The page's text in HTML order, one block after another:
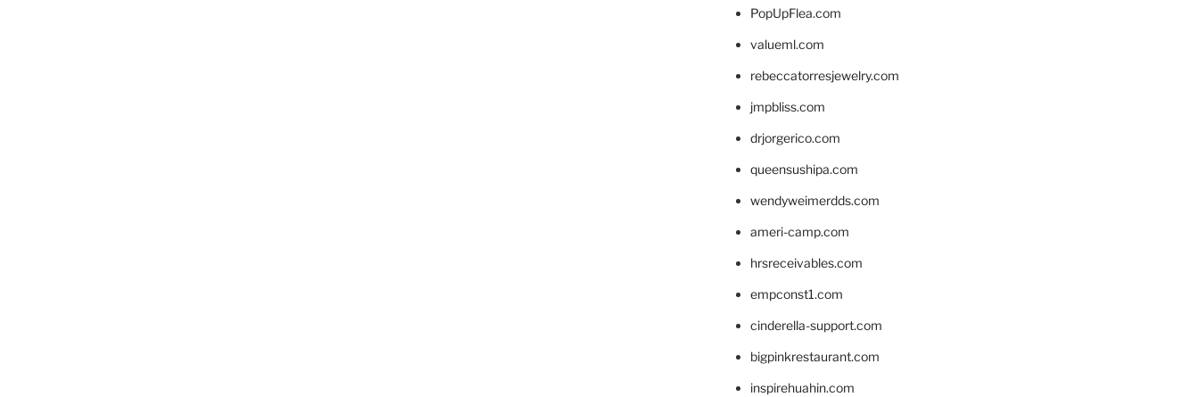
PopUpFlea.com
valueml.com
rebeccatorresjewelry.com
jmpbliss.com
drjorgerico.com
queensushipa.com
wendyweimerdds.com
ameri-camp.com
hrsreceivables.com
empconst1.com
cinderella-support.com
bigpinkrestaurant.com
inspirehuahin.com